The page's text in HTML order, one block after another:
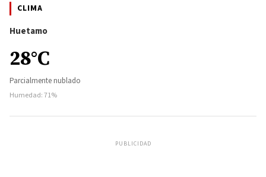
CLIMA
Huetamo
28°C
Parcialmente nublado
Humedad: 71%
PUBLICIDAD